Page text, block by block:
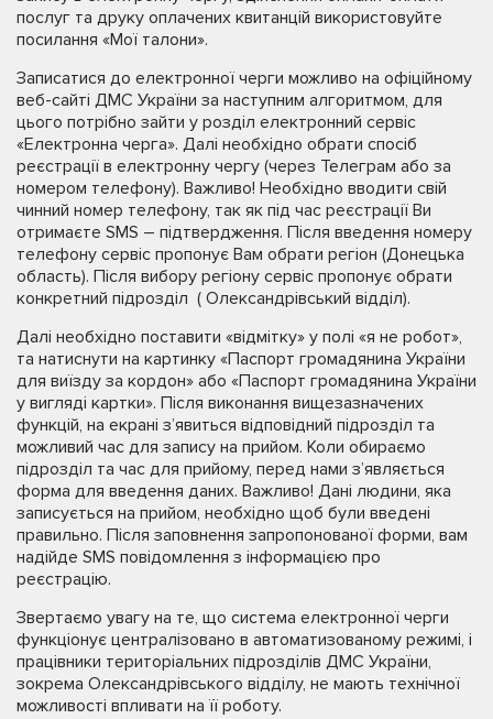
послуг та друку оплачених квитанцій використовуйте
посилання «Мої талони».
Записатися до електронної черги можливо на офіційному
веб-сайті ДМС України за наступним алгоритмом, для
цього потрібно зайти у розділ електронний сервіс
«Електронна черга». Далі необхідно обрати спосіб
реєстрації в електронну чергу (через Телеграм або за
номером телефону). Важливо! Необхідно вводити свій
чинний номер телефону, так як під час реєстрації Ви
отримаєте SMS – підтвердження. Після введення номеру
телефону сервіс пропонує Вам обрати регіон (Донецька
область). Після вибору регіону сервіс пропонує обрати
конкретний підрозділ ( Олександрівський відділ).
Далі необхідно поставити «відмітку» у полі «я не робот»,
та натиснути на картинку «Паспорт громадянина України
для виїзду за кордон» або «Паспорт громадянина України
у вигляді картки». Після виконання вищезазначених
функцій, на екрані з’явиться відповідний підрозділ та
можливий час для запису на прийом. Коли обираємо
підрозділ та час для прийому, перед нами з’являється
форма для введення даних. Важливо! Дані людини, яка
записується на прийом, необхідно щоб були введені
правильно. Після заповнення запропонованої форми, вам
надійде SMS повідомлення з інформацією про
реєстрацію.
Звертаємо увагу на те, що система електронної черги
функціонує централізовано в автоматизованому режимі, і
працівники територіальних підрозділів ДМС України,
зокрема Олександрівського відділу, не мають технічної
можливості впливати на її роботу.